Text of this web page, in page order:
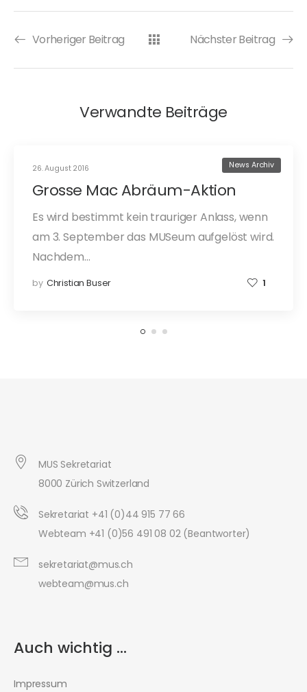
Vorheriger Beitrag Nächster Beitrag
Verwandte Beiträge
26. August 2016 News Archiv
Grosse Mac Abräum-Aktion
Es wird bestimmt kein trauriger Anlass, wenn
am 3. September das MUSeum aufgelöst wird.
Nachdem…
by Christian Buser 1
MUS Sekretariat
8000 Zürich Switzerland
Sekretariat +41 (0)44 915 77 66
Webteam +41 (0)56 491 08 02 (Beantworter)
sekretariat@mus.ch
webteam@mus.ch
Auch wichtig ...
Impressum